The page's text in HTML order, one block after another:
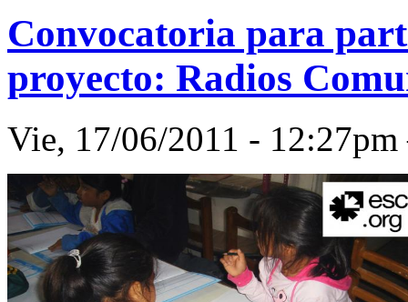
Convocatoria para
proyecto: Radios
Vie, 17/06/2011 -